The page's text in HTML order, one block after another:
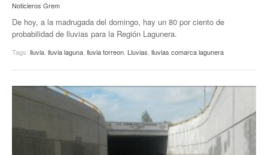
Noticieros Grem
De hoy, a la madrugada del domingo, hay un 80 por ciento de
probabilidad de lluvias para la Región Lagunera.
Tags: lluvia, lluvia laguna, lluvia torreon, Lluvias, lluvias comarca lagunera